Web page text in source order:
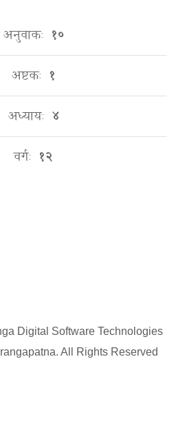
अनुवाकः १०
अष्टकः १
अध्यायः ४
वर्गः १२
Digital Software Technologies
All Rights Reserved